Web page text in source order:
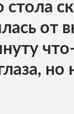
от
но